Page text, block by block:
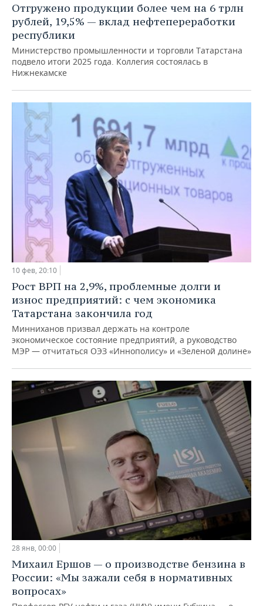
Отгружено продукции более чем на 6 трлн
рублей, 19,5% — вклад нефтепереработки
республики
Министерство промышленности и торговли Татарстана
подвело итоги 2025 года. Коллегия состоялась в
Нижнекамске
10 фев, 20:10
Рост ВРП на 2,9%, проблемные долги и
износ предприятий: с чем экономика
Татарстана закончила год
Минниханов призвал держать на контроле
экономическое состояние предприятий, а руководство
МЭР — отчитаться ОЭЗ «Иннополису» и «Зеленой долине»
28 янв, 00:00
Михаил Ершов — о производстве бензина в
России: «Мы зажали себя в нормативных
вопросах»